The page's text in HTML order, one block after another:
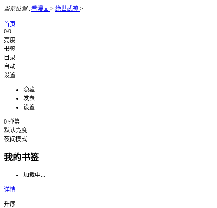
当前位置: 看漫画 > 绝世武神 >
首页
0/0
亮度
书签
目录
自动
设置
隐藏
发表
设置
0 弹幕
默认亮度
夜间模式
我的书签
加载中...
详情
升序